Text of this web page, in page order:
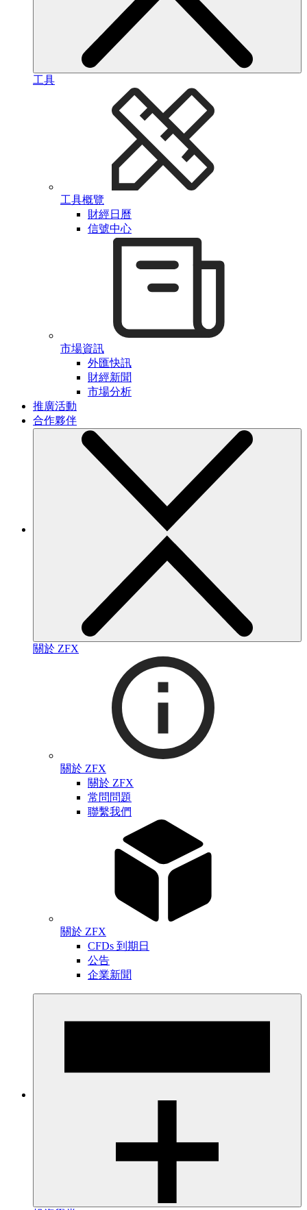
工具
工具概覽
財經日曆
信號中心
市場資訊
外匯快訊
財經新聞
市場分析
推廣活動
合作夥伴
關於 ZFX
關於 ZFX
關於 ZFX
常問問題
聯繫我們
關於 ZFX
CFDs 到期日
公告
企業新聞